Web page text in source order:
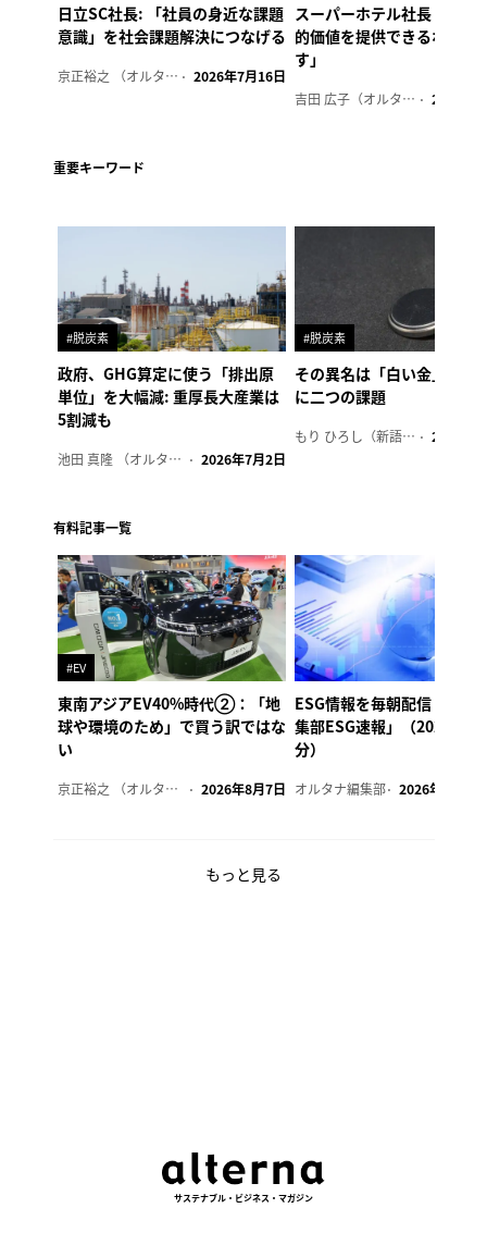
日立SC社長: 「社員の身近な課題
意識」を社会課題解決につなげる
京正裕之 （オルタナ副編集長） 2026年7月16日
スーパーホテル社長「地域
的価値を提供できるホテル
す」
吉田 広子（オルタナ輪番編集長） 2026年6
重要キーワード
#脱炭素
政府、GHG算定に使う「排出原
単位」を大幅減: 重厚長大産業は
5割減も
池田 真隆 （オルタナ輪番編集長） 2026年7月2日
#脱炭素
その異名は「白い金」、リ
に二つの課題
もり ひろし（新語ウォッチャー） 2023年7
有料記事一覧
#EV
東南アジアEV40%時代②：「地
球や環境のため」で買う訳ではな
い
京正裕之 （オルタナ副編集長） 2026年8月7日
ESG情報を毎朝配信「オル
集部ESG速報」（2026年8
分）
オルタナ編集部 2026年8月7日
もっと見る
サステナブル・ビジネス・マガジン